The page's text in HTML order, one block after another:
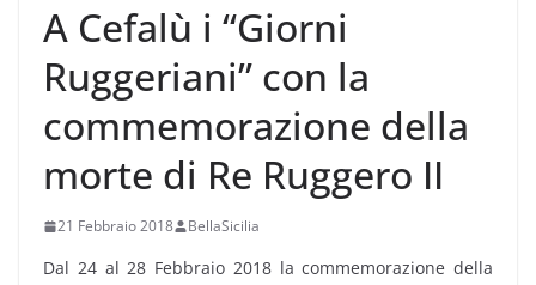
A Cefalù i “Giorni
Ruggeriani” con la
commemorazione della
morte di Re Ruggero II
21 Febbraio 2018 BellaSicilia
Dal 24 al 28 Febbraio 2018 la commemorazione della